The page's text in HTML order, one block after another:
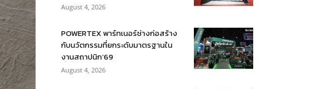
August 4, 2026
POWERTEX พาร์ทเนอร์ช่างก่อสร้าง
กับนวัตกรรมที่ยกระดับมาตรฐานใน
งานสถาปนิก’69
August 4, 2026